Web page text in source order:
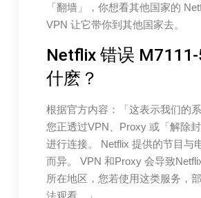
「翻墙」，你想看其他国家的
VPN 让它带你到其他国家去。
Netflix 错误
什麽？
根据官方内容：「这表示我们的
您正透过VPN、Proxy 或「解除
进行连接。 Netflix 提供的节目与
而异。 VPN 和Proxy 会导致
所在地区，您若使用这类服务，
法观看。」